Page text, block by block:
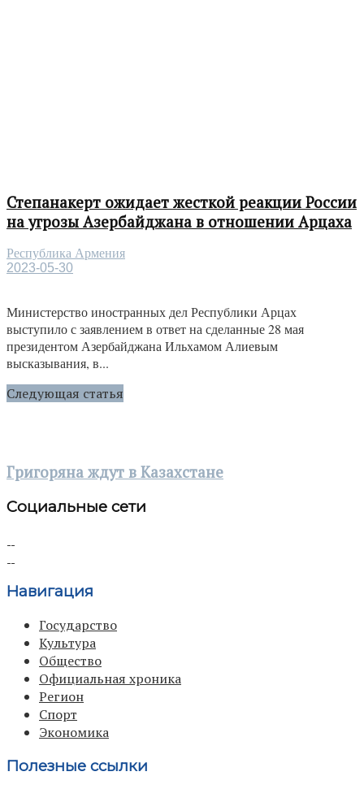
Степанакерт ожидает жесткой реакции России
на угрозы Азербайджана в отношении Арцаха
Республика Армения
2023-05-30
Министерство иностранных дел Республики Арцах
выступило с заявлением в ответ на сделанные 28 мая
президентом Азербайджана Ильхамом Алиевым
высказывания, в...
Следующая статья
Григоряна ждут в Казахстане
Социальные сети
Навигация
Государство
Культура
Общество
Официальная хроника
Регион
Спорт
Экономика
Полезные ссылки